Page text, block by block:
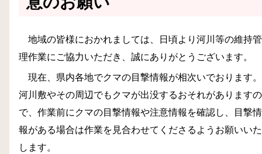
地域の皆様におかれましては、日頃より河川等の維持管
理作業にご協力いただき、誠にありがとうございます。
現在、県内各地でクマの目撃情報が相次いでおります。
河川敷やその周辺でもクマが出没するおそれがありますの
で、作業前にクマの目撃情報や注意情報を確認し、目撃情
報がある場合は作業を見合わせてくださるようお願いいた
します。